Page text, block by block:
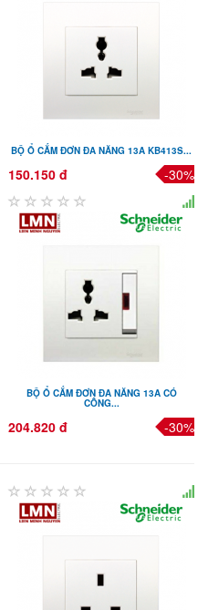
BỘ Ổ CẮM ĐƠN ĐA NĂNG 13A KB413S...
150.150 đ -30%
BỘ Ổ CẮM ĐƠN ĐA NĂNG 13A CÓ
CÔNG...
204.820 đ -30%